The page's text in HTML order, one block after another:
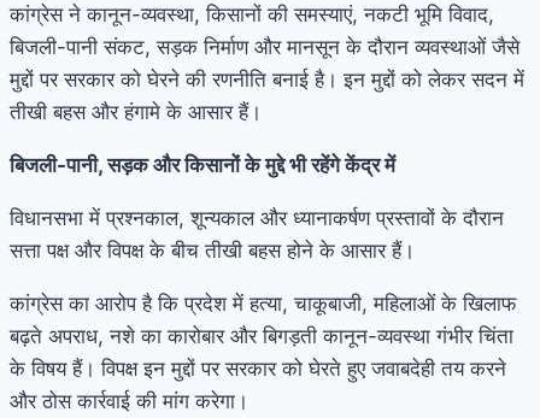
कांग्रेस ने कानून-व्यवस्था, किसानों की समस्याएं, नकटी भूमि विवाद,
बिजली-पानी संकट, सड़क निर्माण और मानसून के दौरान व्यवस्थाओं जैसे
मुद्दों पर सरकार को घेरने की रणनीति बनाई है। इन मुद्दों को लेकर सदन में
तीखी बहस और हंगामे के आसार हैं।
बिजली-पानी, सड़क और किसानों के मुद्दे भी रहेंगे केंद्र में
विधानसभा में प्रश्नकाल, शून्यकाल और ध्यानाकर्षण प्रस्तावों के दौरान
सत्ता पक्ष और विपक्ष के बीच तीखी बहस होने के आसार हैं।
कांग्रेस का आरोप है कि प्रदेश में हत्या, चाकूबाजी, महिलाओं के खिलाफ
बढ़ते अपराध, नशे का कारोबार और बिगड़ती कानून-व्यवस्था गंभीर चिंता
के विषय हैं। विपक्ष इन मुद्दों पर सरकार को घेरते हुए जवाबदेही तय करने
और ठोस कार्रवाई की मांग करेगा।